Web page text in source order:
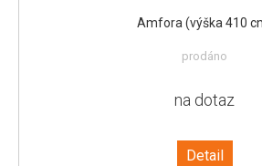
Amfora (výška 410
prodáno
na dotaz
Detail